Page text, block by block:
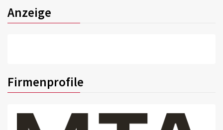
Anzeige
Firmenprofile